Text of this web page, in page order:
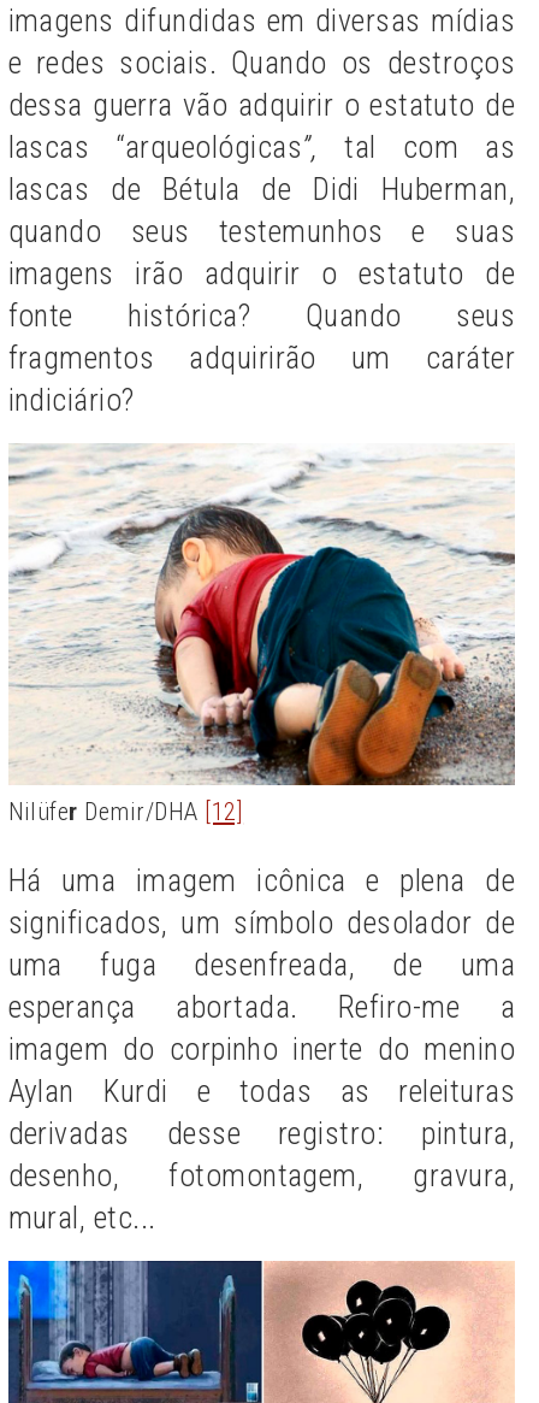
imagens difundidas em diversas mídias
e redes sociais. Quando os destroços
dessa guerra vão adquirir o estatuto de
lascas “arqueológicas”,tal com as
lascas de Bétula de Didi Huberman,
quando seus testemunhos e suas
imagens irão adquirir o estatuto de
fonte histórica? Quando seus
fragmentos adquirirão um caráter
indiciário?
Nilüfer Demir/DHA [12]
Há uma imagem icônica e plena de
significados, um símbolo desolador de
uma fuga desenfreada, de uma
esperança abortada. Refiro-me a
imagem do corpinho inerte do menino
Aylan Kurdi e todas as releituras
derivadas desse registro: pintura,
desenho, fotomontagem, gravura,
mural, etc...